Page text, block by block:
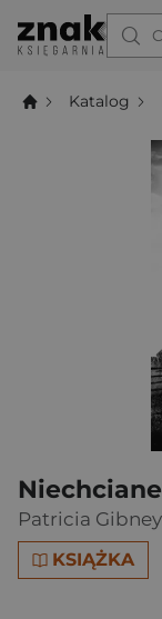
Katalog
Patricia Gibney
KSIĄŻKA